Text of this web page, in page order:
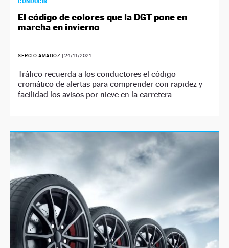
El código de colores que la DGT pone en
marcha en invierno
SERGIO AMADOZ | 24/11/2021
Tráfico recuerda a los conductores el código
cromático de alertas para comprender con rapidez y
facilidad los avisos por nieve en la carretera